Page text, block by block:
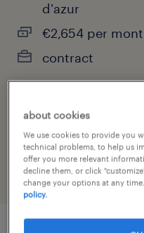
d'azur
€2,654 per
contract
job category
health & social
about cookies
We use cookies to provide you
technical problems, to help us
offer you more relevant
decline them, or click
change your options at any
policy.